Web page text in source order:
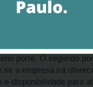
porte. O segundo
se a empresa irá
e disponibilidade para